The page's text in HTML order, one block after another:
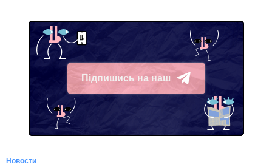
Підпишись на наш
Telegram
Новости